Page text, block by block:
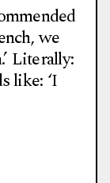
we
Literally:
like: ‘I